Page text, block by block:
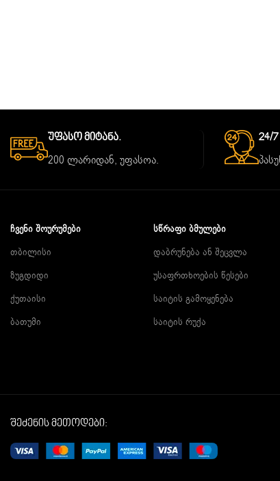
Უფასო Მიტანა.
200 ლარიდან, უფასოა.
24/
ᲩᲕᲔᲜᲘ ᲨᲝᲣᲠᲣᲛᲔᲑᲘ
თბილისი
ზუგდიდი
ქუთაისი
ბათუმი
ᲡᲬᲠᲐᲤᲘ ᲑᲛᲣᲚᲔᲑᲘ
დაბრუნება ან შეცვლა
უსაფრთხოების წესები
საიტის გამოყენება
საიტის რუქა
შეძენის მეთოდები: